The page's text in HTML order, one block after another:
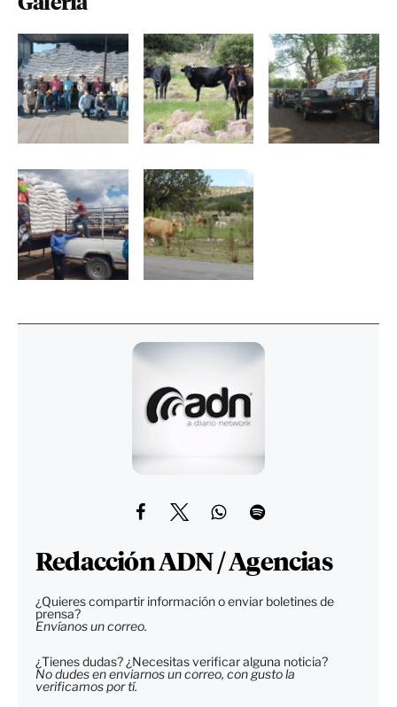
Redacción ADN / Agencias
¿Quieres compartir información o enviar boletines de
prensa?
Envíanos un correo.
¿Tienes dudas? ¿Necesitas verificar alguna noticia?
No dudes en enviarnos un correo, con gusto la
verificamos por tí.